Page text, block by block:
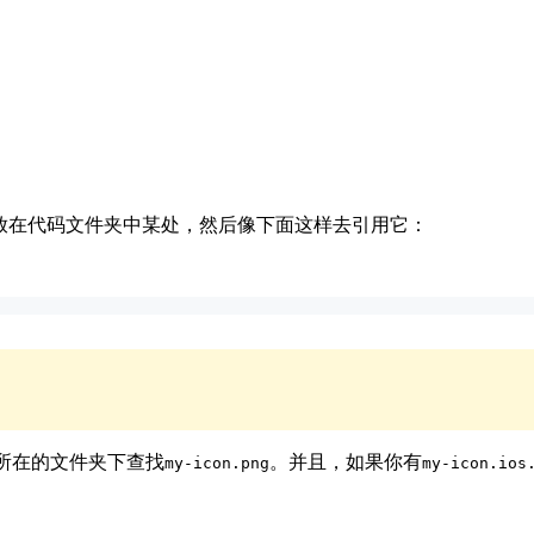
代码文件夹中某处，然后像下面这样去引用它：
在的文件夹下查找my-icon.png。并且，如果你有my-